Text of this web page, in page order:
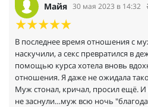
Майя 30 мая 2023 в 14:32
В последнее время отношения с
наскучили, а секс превратился в
помощью курса хотела вновь
отношения. Я даже не ожидала
Муж стонал, кричал, просил ещё.
не заснули…муж всю ночь